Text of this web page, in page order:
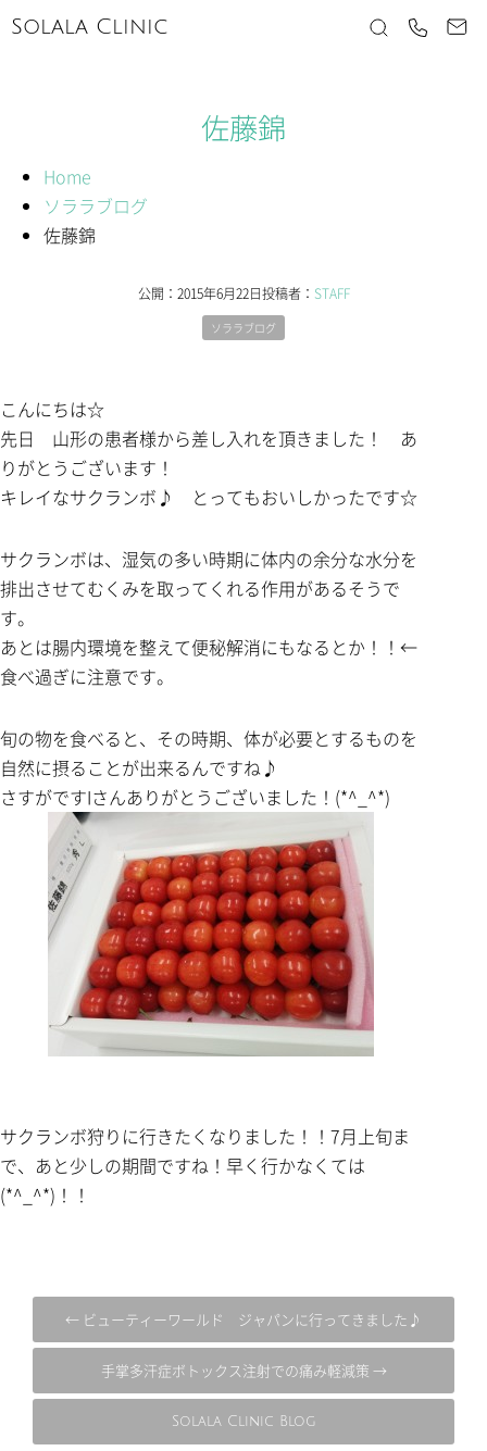
Solala Clinic
Home
ソララブログ
佐藤錦
佐藤錦
公開： 2015年6月22日投稿者： STAFF
ソララブログ
こんにちは☆
先日 山形の患者様から差し入れを頂きました！ あ
りがとうございます！
キレイなサクランボ♪ とってもおいしかったです☆
サクランボは、湿気の多い時期に体内の余分な水分を
排出させてむくみを取ってくれる作用があるそうで
す。
あとは腸内環境を整えて便秘解消にもなるとか！！←
食べ過ぎに注意です。
旬の物を食べると、その時期、体が必要とするものを
自然に摂ることが出来るんですね♪
さすがですIさんありがとうございました！(*^_^*)
サクランボ狩りに行きたくなりました！！7月上旬ま
で、あと少しの期間ですね！早く行かなくては
(*^_^*)！！
← ビューティーワールド ジャパンに行ってきました♪
Solala Clinic Blog
手掌多汗症ボトックス注射での痛み軽減策 →